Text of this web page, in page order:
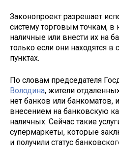
Законопроект разрешает
систему торговым точкам,
наличные или внести их на
только если они находятся в
пунктах.
По словам председателя
Володина, жители
нет банков или
внесением на банковскую
наличных. Сейчас такие
супермаркеты, которые
и получили статус